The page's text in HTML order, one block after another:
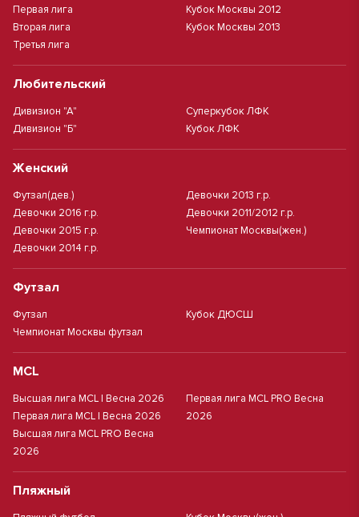
Первая лига
Вторая лига
Третья лига
Кубок Москвы 2012
Кубок Москвы 2013
Любительский
Дивизион "А"
Дивизион "Б"
Суперкубок ЛФК
Кубок ЛФК
Женский
Футзал(дев.)
Девочки 2016 г.р.
Девочки 2015 г.р.
Девочки 2014 г.р.
Девочки 2013 г.р.
Девочки 2011/2012 г.р.
Чемпионат Москвы(жен.)
Футзал
Футзал
Чемпионат Москвы футзал
Кубок ДЮСШ
MCL
Высшая лига MCL | Весна 2026
Первая лига MCL | Весна 2026
Высшая лига MCL PRO Весна
2026
Первая лига MCL PRO Весна
2026
Пляжный